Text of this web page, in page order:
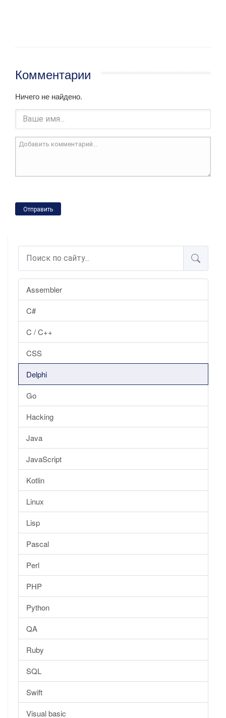
Assembler
C#
C / C++
CSS
Delphi
Go
Hacking
Java
JavaScript
Kotlin
Linux
Lisp
Pascal
Perl
PHP
Python
QA
Ruby
SQL
Swift
Visual basic
Комментарии
Ничего не найдено.
Отправить